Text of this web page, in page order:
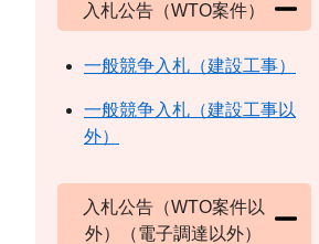
入札公告（WTO案件）
一般競争入札（建設工事）
一般競争入札（建設工事以
外）
入札公告（WTO案件以
外）（電子調達以外）